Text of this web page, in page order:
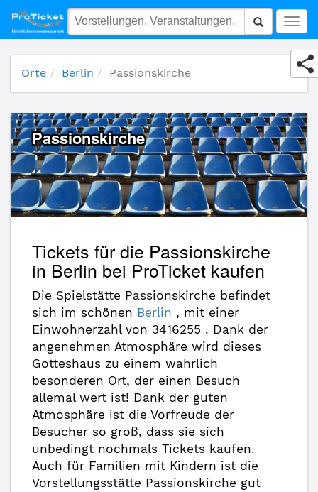
Passionskirche
Orte Berlin Passionskirche
Passionskirche
Tickets für die Passionskirche
in Berlin bei ProTicket kaufen
Die Spielstätte Passionskirche befindet
sich im schönen Berlin , mit einer
Einwohnerzahl von 3416255 . Dank der
angenehmen Atmosphäre wird dieses
Gotteshaus zu einem wahrlich
besonderen Ort, der einen Besuch
allemal wert ist! Dank der guten
Atmosphäre ist die Vorfreude der
Besucher so groß, dass sie sich
unbedingt nochmals Tickets kaufen.
Auch für Familien mit Kindern ist die
Vorstellungsstätte Passionskirche gut